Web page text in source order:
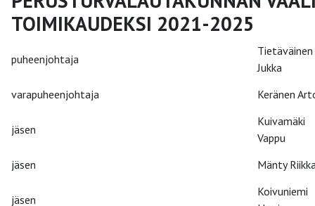
TOIMIKAUDEKSI 2021-2025
puheenjohtaja
Tietäväinen
Jukka
varapuheenjohtaja
Keränen
jäsen
Kuivamäki
Vappu
jäsen
Mänty
jäsen
Koivuniemi